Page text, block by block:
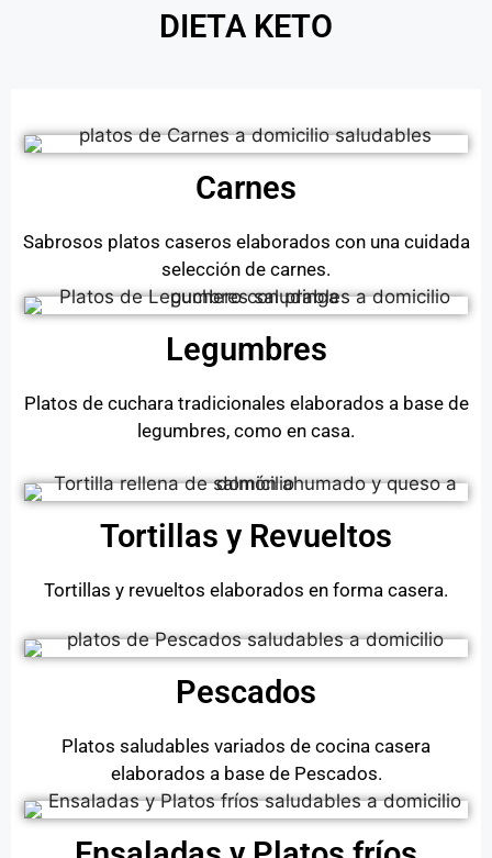
DIETA KETO
Carnes
Sabrosos platos caseros elaborados con una cuidada
selección de carnes.
Legumbres
Platos de cuchara tradicionales elaborados a base de
legumbres, como en casa.
Tortillas y Revueltos
Tortillas y revueltos elaborados en forma casera.
Pescados
Platos saludables variados de cocina casera
elaborados a base de Pescados.